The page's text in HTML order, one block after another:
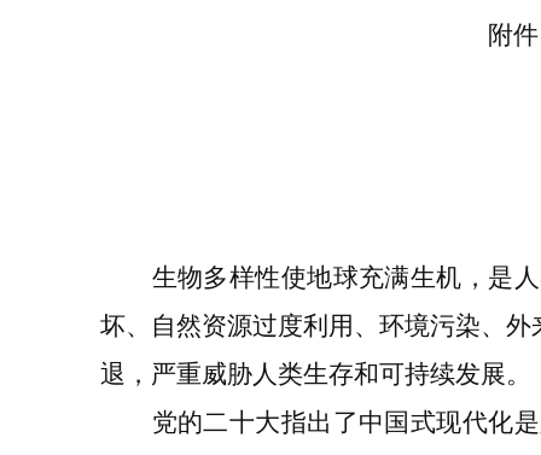
附件
生物多样性使地球充满生机，是
坏、自然资源过度利用、环境污染、
退，严重威胁人类生存和可持续发展。
党的二十大指出 了中国式现代化